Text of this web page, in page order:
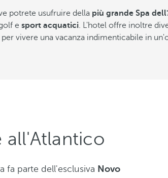
potrete usufruire della più grande Spa
e sport acquatici. L'hotel offre inoltre
per vivere una vacanza indimenticabile in
all'Atlantico
fa parte dell'esclusiva Novo